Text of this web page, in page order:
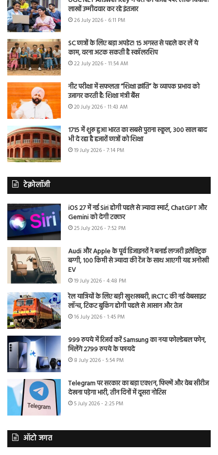
लाखों उम्मीदवार कर रहे इंतजार
26 July 2026 - 6:11 PM
SC छात्रों के लिए बड़ा अपडेट! 15 अगस्त से पहले कर लें ये
काम, वरना अटक सकती है स्कॉलरशिप
22 July 2026 - 11:54 AM
नीट परीक्षा में सफलता “शिक्षा क्रांति” के व्यापक प्रभाव को
उजागर करती है: शिक्षा मंत्री बैंस
20 July 2026 - 11:43 AM
1715 में शुरू हुआ भारत का सबसे पुराना स्कूल, 300 साल बाद
भी दे रहा है हजारों छात्रों को शिक्षा
19 July 2026 - 7:14 PM
टेक्नोलॉजी
iOS 27 में नई Siri होगी पहले से ज्यादा स्मार्ट, ChatGPT और
Gemini को देगी टक्कर
25 July 2026 - 7:52 PM
Audi और Apple के पूर्व डिजाइनरों ने बनाई लग्जरी इलेक्ट्रिक
बग्गी, 100 किमी से ज्यादा की रेंज के साथ आएगी यह अनोखी
EV
19 July 2026 - 4:48 PM
रेल यात्रियों के लिए बड़ी खुशखबरी, IRCTC की नई वेबसाइट
लॉन्च, टिकट बुकिंग होगी पहले से आसान और तेज
16 July 2026 - 1:45 PM
999 रुपये में रिजर्व करें Samsung का नया फोल्डेबल फोन,
मिलेंगे 2799 रुपये के फायदे
8 July 2026 - 5:54 PM
Telegram पर सरकार का बड़ा एक्शन, फिल्में और वेब सीरीज
देखना पड़ेगा भारी, तीन दिनों में दूसरा नोटिस
5 July 2026 - 2:25 PM
ऑटो जगत